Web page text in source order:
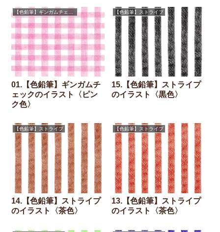
01.【色鉛筆】ギンガムチ
ェックのイラスト〈ピン
ク色〉
【色鉛筆】ストライプ
15.【色鉛筆】ストライプ
のイラスト〈黒色〉
【色鉛筆】ストライプ
14.【色鉛筆】ストライプ
のイラスト〈茶色〉
【色鉛筆】ストライプ
13.【色鉛筆】ストライプ
のイラスト〈茶色〉